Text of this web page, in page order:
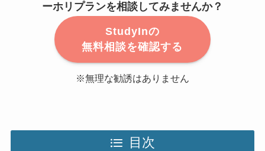
ーホリプランを相談してみませんか？
StudyInの
無料相談を確認する
※無理な勧誘はありません
目次